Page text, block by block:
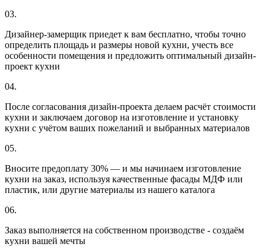
03.
Дизайнер-замерщик приедет к вам бесплатно, чтобы точно
определить площадь и размеры новой кухни, учесть все
особенности помещения и предложить оптимальный дизайн-
проект кухни
04.
После согласования дизайн-проекта делаем расчёт стоимости
кухни и заключаем договор на изготовление и установку
кухни с учётом ваших пожеланий и выбранных материалов
05.
Вносите предоплату 30% — и мы начинаем изготовление
кухни на заказ, используя качественные фасады МДФ или
пластик, или другие материалы из нашего каталога
06.
Заказ выполняется на собственном производстве - создаём
кухни вашей мечты